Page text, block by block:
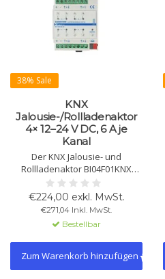
38% Sale
KNX
Jalousie-/Rollladenaktor
4× 12–24 V DC, 6 A je
Kanal
Der KNX Jalousie- und
Rollladenaktor BI04F01KNX
verfügt über 4 Ausgänge für
12–24 V DC-Motoren, jeweils bis
6 A belastbar. Geeignet für
Rollläden, Jalousien und andere
24-V-DC-Antriebe. Ideal für
smarte Gebäude- und
Hausautomation.
€224,00 exkl. MwSt.
€271,04 Inkl. MwSt.
Bestellbar
Zum Warenkorb hinzufügen